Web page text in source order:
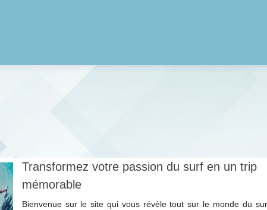
Transformez votre passion du surf en un trip
mémorable
Bienvenue sur le site qui vous révèle tout sur le monde du